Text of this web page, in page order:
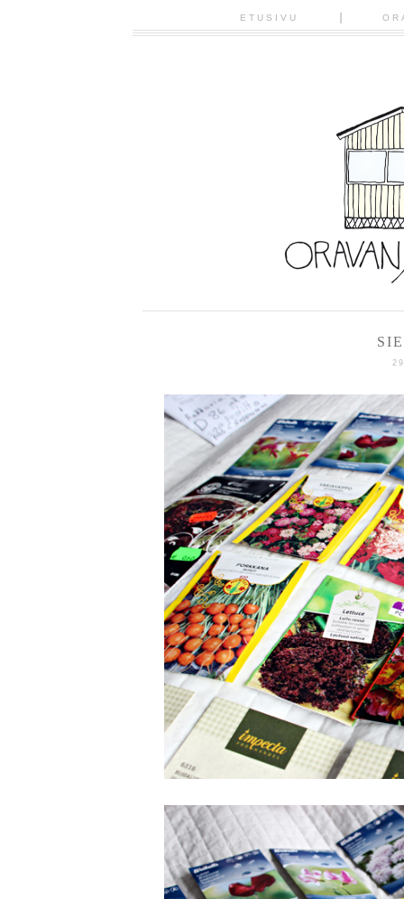
ETUSIVU